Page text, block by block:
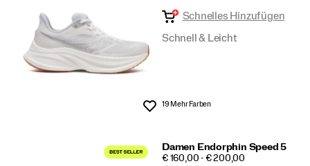
Wunschliste
Schnelles Hinzufügen
Schnell & Leicht
19 Mehr Farben
Damen Endorphin Speed 5
PRICE
€ 160,00 - € 200,00